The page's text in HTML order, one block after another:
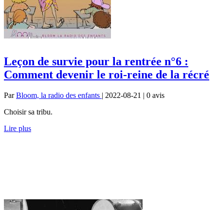
Leçon de survie pour la rentrée n°6 :
Comment devenir le roi-reine de la récré
ParBloom, la radio des enfants | 2022-08-21 | 0 avis
Choisir sa tribu.
Lire plus